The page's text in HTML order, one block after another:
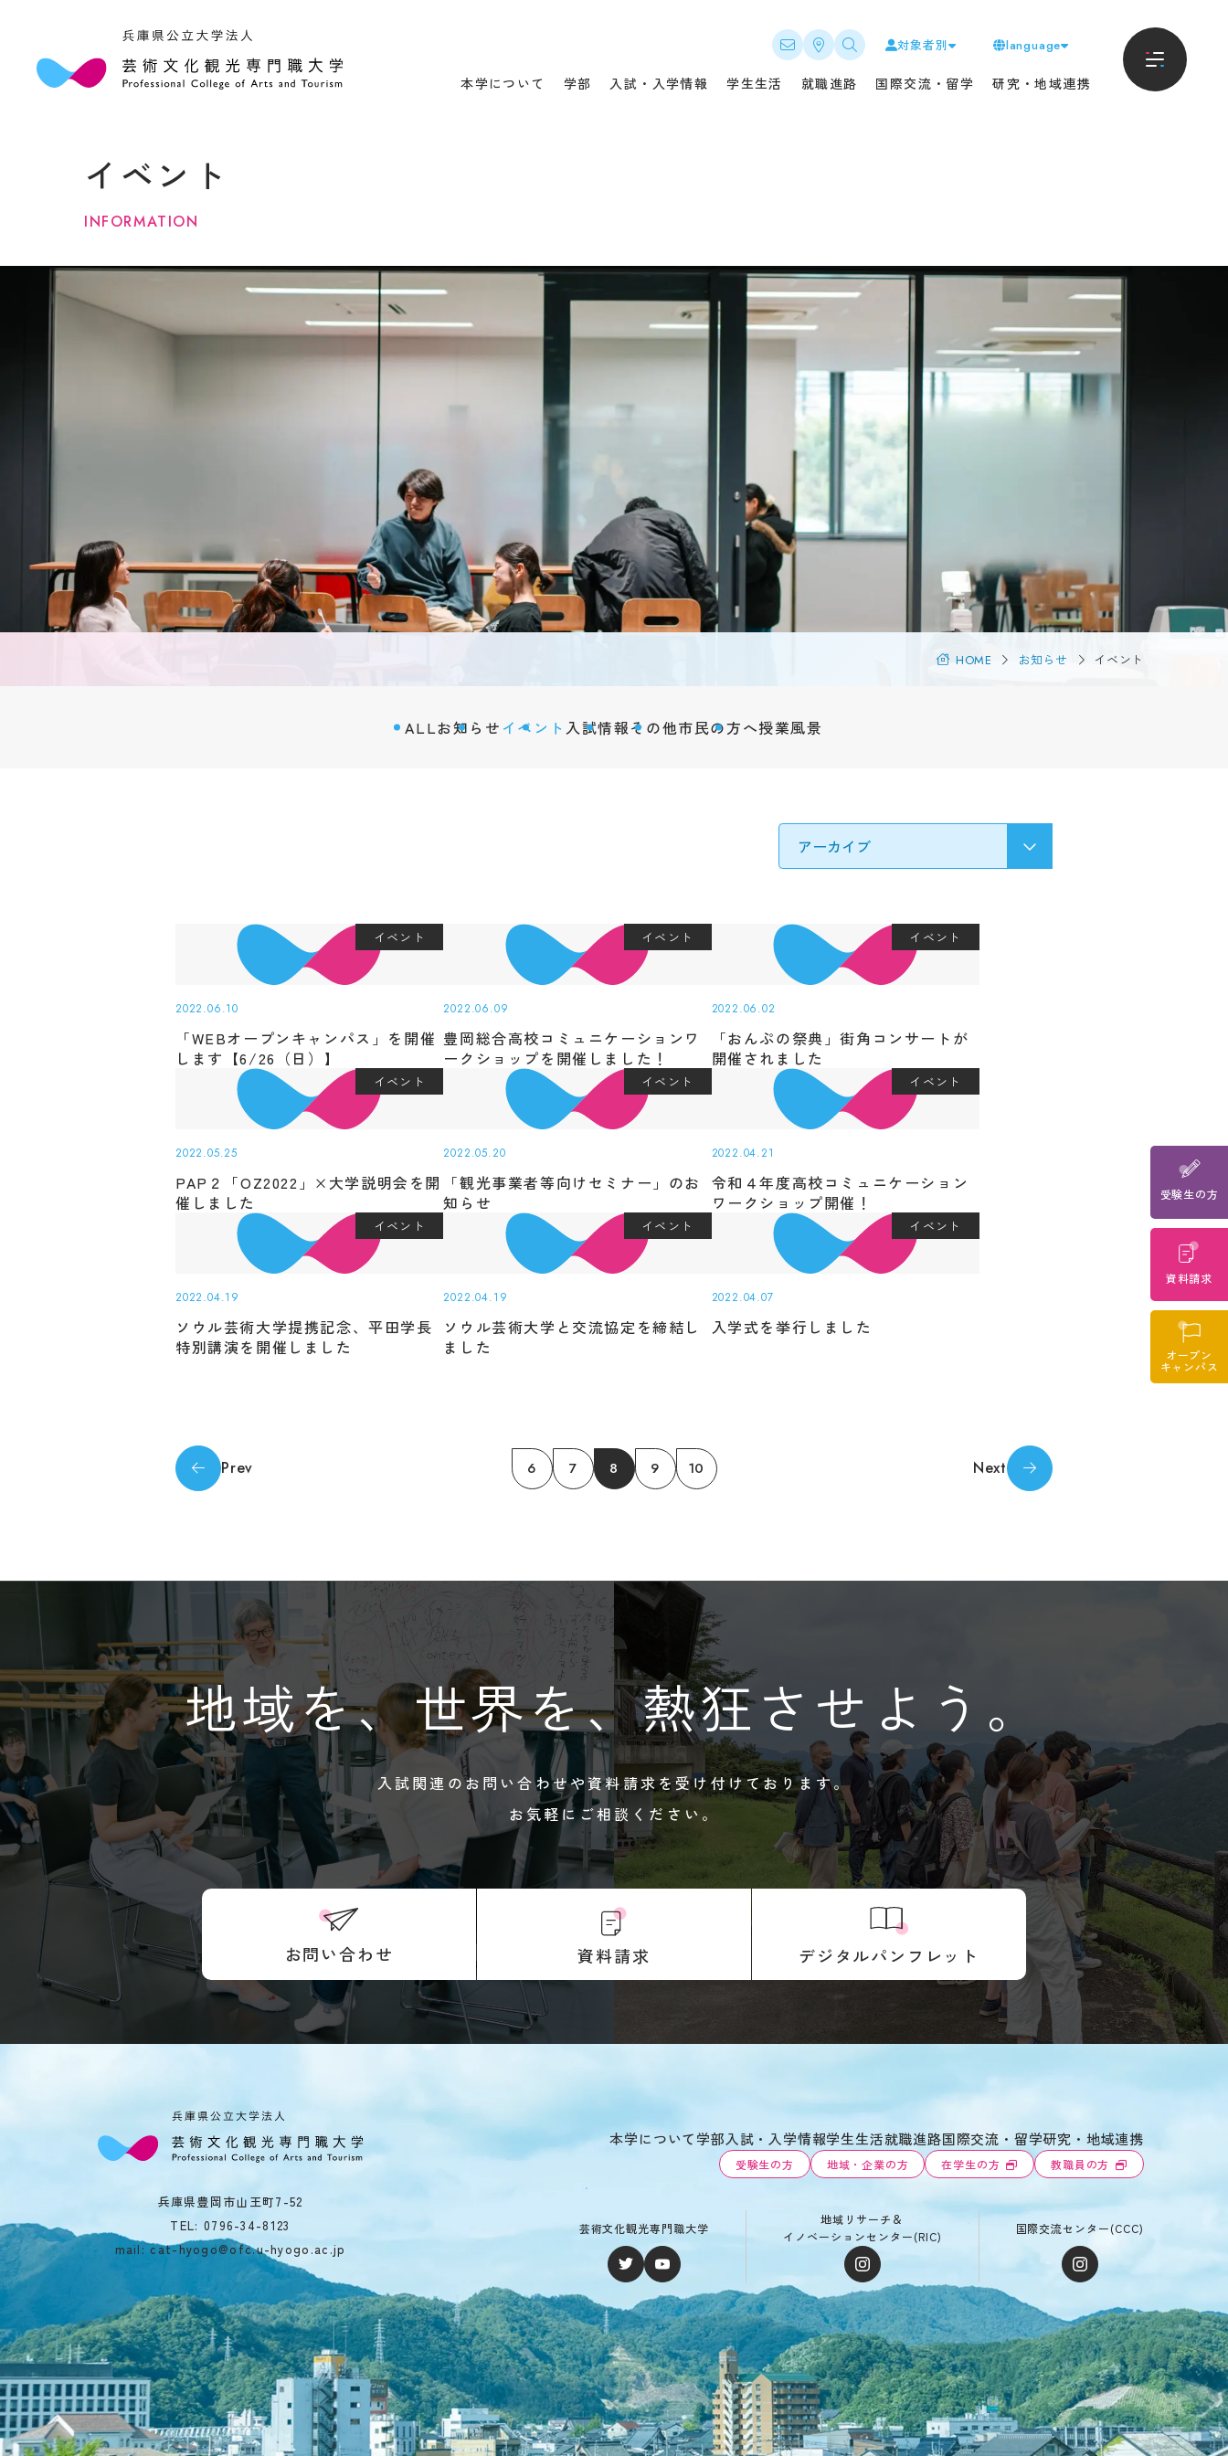
本学について
３つの教育ポリシー
キャンパス案内
法人情報
学部
カリキュラム
シラバス
実習
教員紹介
授業風景
評価・認定
教育情報の公表
入試・入学情報
実施結果・試験問題等
県内在住者の授業料等無償化
デジタルパンフレット
学年暦
学生相談
サークル活動
学生寮・住宅斡旋
周辺環境
ハラスメント防止
健康管理
就職進路
企業・団体採用者の皆様へ
CATから海外へ
海外からCATへ
キャンパスや地域における国
際交流
研究・地域連携
科目等履修制度
受験生の方へ
地域・企業の方へ
寄附・寄贈
新着情報
動画で見るCAT
個人情報の扱い
資料請求
採用情報
教職員の方
本学について 学部 入試・入学情報 学生生活 就職進路 国際交流・留学 研究・地域連携
対象者別 language
イベント
INFORMATION
HOME お知らせ イベント
ALLお知らせ イベント入試情報その他市民の方へ授業風景
イベント
2022.06.10
「WEBオープンキャンパス」を開催
します【6/26（日）】
イベント
2022.06.09
豊岡総合高校コミュニケーションワ
ークショップを開催しました！
イベント
2022.06.02
「おんぷの祭典」街角コンサートが
開催されました
イベント
2022.05.25
PAP２「OZ2022」×大学説明会を開
催しました
イベント
2022.05.20
「観光事業者等向けセミナー」のお
知らせ
イベント
2022.04.21
令和４年度高校コミュニケーション
ワークショップ開催！
イベント
2022.04.19
ソウル芸術大学提携記念、平田学長
特別講演を開催しました
イベント
2022.04.19
ソウル芸術大学と交流協定を締結し
ました
イベント
2022.04.07
入学式を挙行しました
Prev 6 7 8 9 10 Next
地域を、世界を、熱狂させよう。
入試関連のお問い合わせや資料請求を受け付けております。
お気軽にご相談ください。
お問い合わせ 資料請求 デジタルパンフレット
兵庫県豊岡市山王町7-52
TEL: 0796-34-8123
mail: cat-hyogo@ofc.u-hyogo.ac.jp
本学について学部入試・入学情報学生生活就職進路国際交流・留学研究・地域連携
受験生の方 地域・企業の方 在学生の方 教職員の方
芸術文化観光専門職大学
地域リサーチ＆
イノベーションセンター(RIC)
国際交流センター(CCC)
受験生の方
資料請求
オープン
キャンパス
Machine Translation
The following pages are translated by a machine translation system. The
translation may not always be accurate. Please refer to the Japanese page for
more accurate information. If there is any discrepancy between the translated
pages and Japanese pages, the content of the Japanese pages shall prevail.
responsibility for the accuracy of the translation.